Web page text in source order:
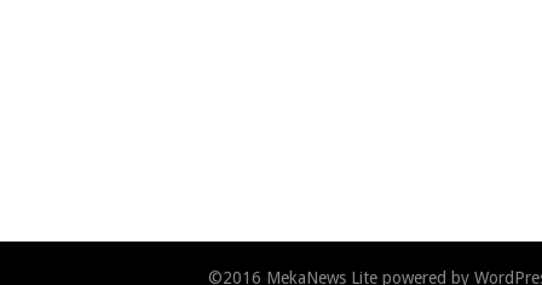
©2016 MekaNews Lite powered by